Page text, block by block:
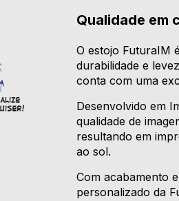
Qualidade em
O estojo FuturaIM
durabilidade e
conta com uma
Desenvolvido em
qualidade de
resultando em
ao sol.
Com acabamento
personalizado da